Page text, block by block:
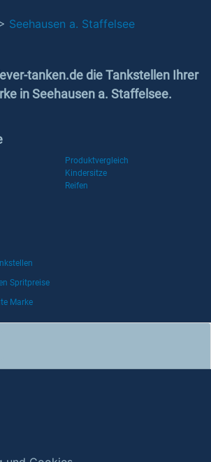
Seehausen a. Staffelsee
tanken.de die Tankstellen Ihrer
in Seehausen a. Staffelsee.
Produktvergleich
Kindersitze
Reifen
Spritpreise
Marke